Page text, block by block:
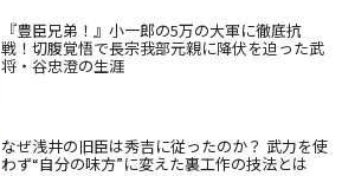
『豊臣兄弟！』小一郎の5万の大軍に徹底抗
戦！切腹覚悟で長宗我部元親に降伏を迫った武
将・谷忠澄の生涯
なぜ浅井の旧臣は秀吉に従ったのか？ 武力を使
わず“自分の味方”に変えた裏工作の技法とは